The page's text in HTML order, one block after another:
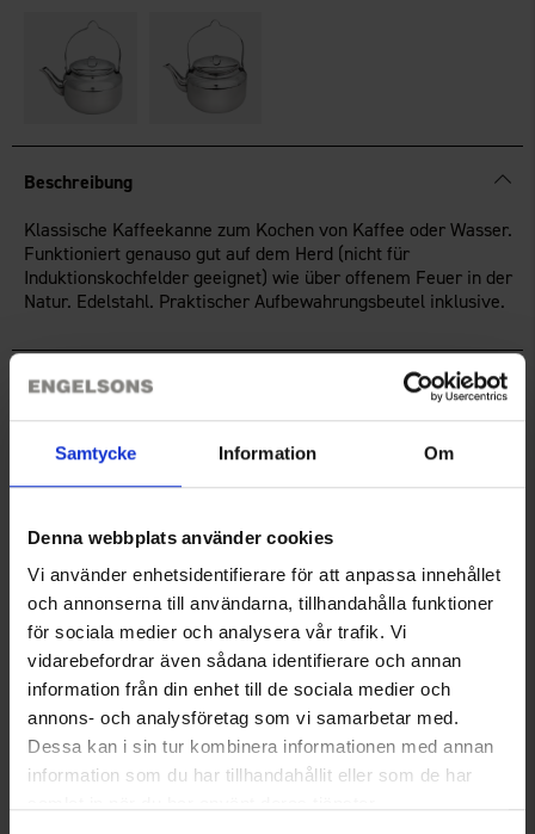
Samtycke Information Om
Denna webbplats använder cookies
Vi använder enhetsidentifierare för att anpassa innehållet
och annonserna till användarna, tillhandahålla funktioner
för sociala medier och analysera vår trafik. Vi
vidarebefordrar även sådana identifierare och annan
information från din enhet till de sociala medier och
annons- och analysföretag som vi samarbetar med.
Dessa kan i sin tur kombinera informationen med annan
information som du har tillhandahållit eller som de har
Beschreibung
Klassische Kaffeekanne zum Kochen von Kaffee oder Wasser.
Funktioniert genauso gut auf dem Herd (nicht für
Induktionskochfelder geeignet) wie über offenem Feuer in der
Natur. Edelstahl. Praktischer Aufbewahrungsbeutel inklusive.
Technische Spezifikation
Sie benötigen vielleicht auch
Becher mit Karabinerhaken
Ab5,95 €
Grillspieß niHolzgriff
Ab4,50 €